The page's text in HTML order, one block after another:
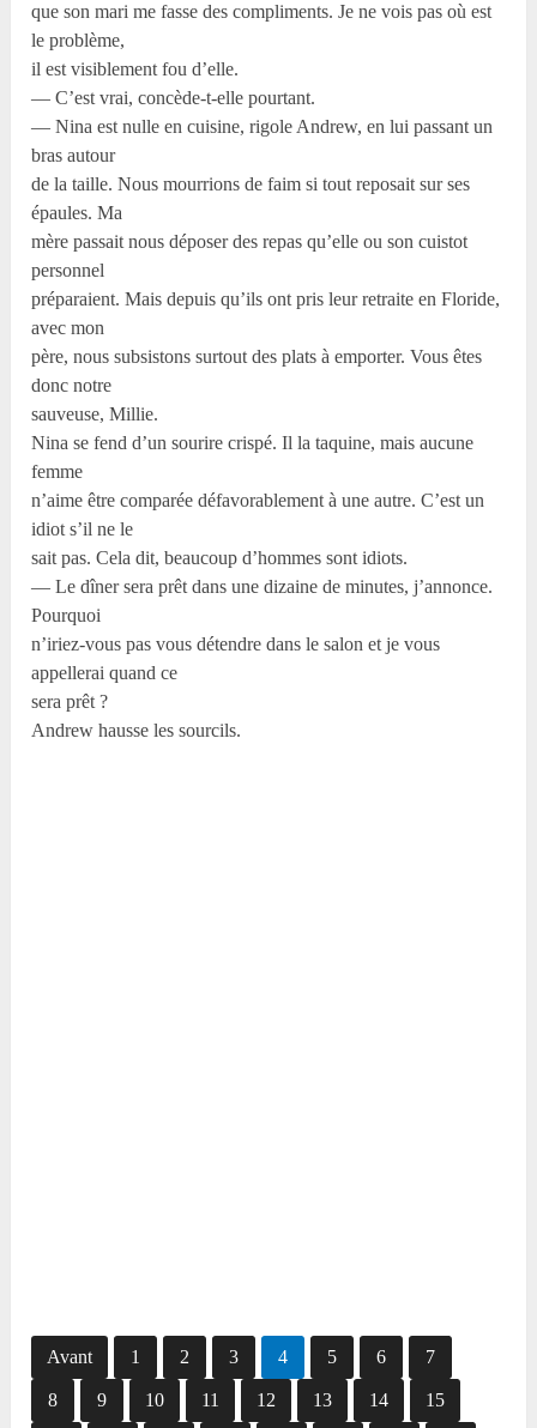
que son mari me fasse des compliments. Je ne vois pas où est
le problème,
il est visiblement fou d’elle.
— C’est vrai, concède-t-elle pourtant.
— Nina est nulle en cuisine, rigole Andrew, en lui passant un
bras autour
de la taille. Nous mourrions de faim si tout reposait sur ses
épaules. Ma
mère passait nous déposer des repas qu’elle ou son cuistot
personnel
préparaient. Mais depuis qu’ils ont pris leur retraite en Floride,
avec mon
père, nous subsistons surtout des plats à emporter. Vous êtes
donc notre
sauveuse, Millie.
Nina se fend d’un sourire crispé. Il la taquine, mais aucune
femme
n’aime être comparée défavorablement à une autre. C’est un
idiot s’il ne le
sait pas. Cela dit, beaucoup d’hommes sont idiots.
— Le dîner sera prêt dans une dizaine de minutes, j’annonce.
Pourquoi
n’iriez-vous pas vous détendre dans le salon et je vous
appellerai quand ce
sera prêt ?
Andrew hausse les sourcils.
Avant 1 2 3 4 5 6 7
8 9 10 11 12 13 14 15